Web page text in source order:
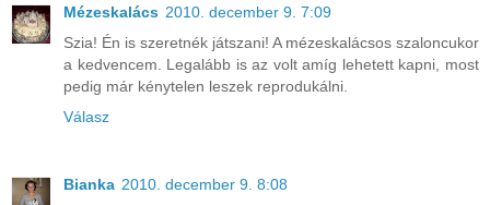
Mézeskalács 2010. december 9. 7:09
Szia! Én is szeretnék játszani! A mézeskalácsos szaloncukor
a kedvencem. Legalább is az volt amíg lehetett kapni, most
pedig már kénytelen leszek reprodukálni.
Válasz
Bianka 2010. december 9. 8:08